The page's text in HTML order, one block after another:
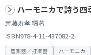
ハーモニカで詩う四
斎藤寿孝 編著
ISBN978-4-11-437082-2
管楽器／打楽器 ハーモニカ